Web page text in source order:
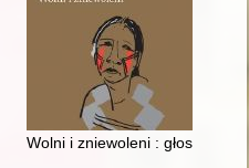
Wolni i zniewoleni : głosy